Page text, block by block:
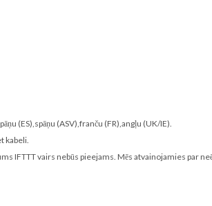
(ES),spāņu (ASV),franču (FR),angļu (UK/IE).
kabeli.
IFTTT vairs nebūs pieejams. Mēs atvainojamies par